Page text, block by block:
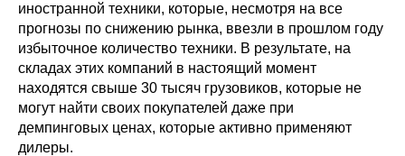
иностранной техники, которые, несмотря на все
прогнозы по снижению рынка, ввезли в прошлом году
избыточное количество техники. В результате, на
складах этих компаний в настоящий момент
находятся свыше 30 тысяч грузовиков, которые не
могут найти своих покупателей даже при
демпинговых ценах, которые активно применяют
дилеры.